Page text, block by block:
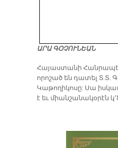
ԱՐԱ ԳՕՉՈՒՆԵԱՆ
​Հայաստանի
որոշած են դատել Տ.Տ.
Կաթողիկոսը: Սա
է եւ միանշանակօրէն